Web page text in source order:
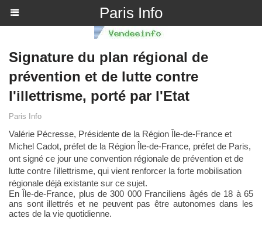
Paris Info
Signature du plan régional de
prévention et de lutte contre
l'illettrisme, porté par l'Etat
Paris Info
Valérie Pécresse, Présidente de la Région Île-de-France et
Michel Cadot, préfet de la Région
Île-de-France, préfet de Paris,
ont signé ce jour une convention régionale de prévention et de
lutte contre l'illettrisme, qui vient renforcer la forte mobilisation
régionale déjà existante sur ce sujet.
En Île-de-France, plus de 300 000 Franciliens âgés de 18 à 65
ans sont illettrés et ne peuvent pas être autonomes dans les
actes de la vie quotidienne.